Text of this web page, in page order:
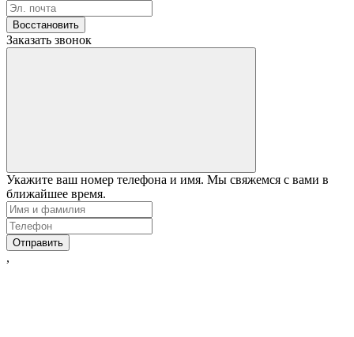
Восстановить
Заказать звонок
Укажите ваш номер телефона и имя. Мы свяжемся с вами в
ближайшее время.
Отправить
,